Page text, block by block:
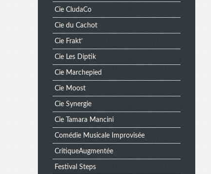
Cie CludaCo
Cie du Cachot
Cie Frakt’
Cie Les Diptik
Cie Marchepied
Cie Moost
Cie Synergie
Cie Tamara Mancini
Comédie Musicale Improvisée
CritiqueAugmentée
Festival Steps